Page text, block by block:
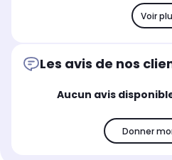
Voir
Les avis de nos
Aucun avis
Donner